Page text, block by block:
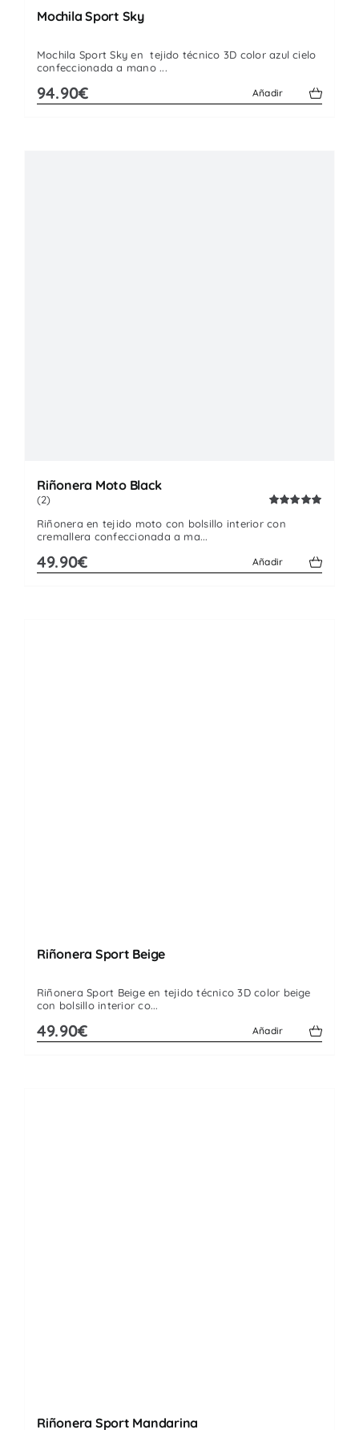
Mochila Sport Sky
Mochila Sport Sky en tejido técnico 3D color azul cielo
confeccionada a mano ...
94.90€ Añadir
Riñonera Moto Black
con
(2)
Riñonera en tejido moto con bolsillo interior con
cremallera confeccionada a ma...
49.90€ Añadir
Riñonera Sport Beige
Riñonera Sport Beige en tejido técnico 3D color beige
con bolsillo interior co...
49.90€ Añadir
Riñonera Sport Mandarina